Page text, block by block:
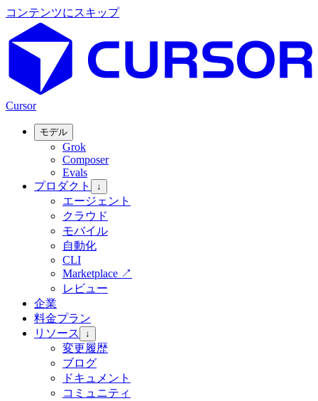
コンテンツにスキップ
Cursor
モデル
Grok
Composer
Evals
プロダクト
↓
エージェント
クラウド
モバイル
自動化
CLI
Marketplace ↗
レビュー
企業
料金プラン
リソース
↓
変更履歴
ブログ
ドキュメント
コミュニティ